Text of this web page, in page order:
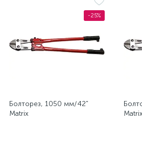
-25%
Болторез, 1050 мм/42"
Matrix